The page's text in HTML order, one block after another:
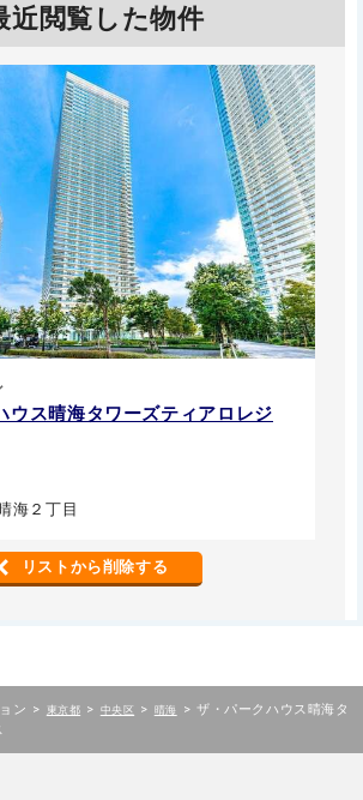
近閲覧した物件
ウス晴海タワーズティアロレジ
海２丁目
リストから削除する
ン > 東京都 > 中央区 > 晴海 > ザ・パークハウス晴海タ